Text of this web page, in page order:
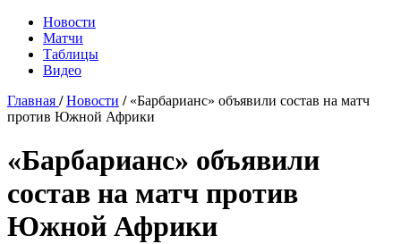
Новости
Матчи
Таблицы
Видео
Главная / Новости / «Барбарианс» объявили состав на матч
против Южной Африки
«Барбарианс» объявили
состав на матч против
Южной Африки